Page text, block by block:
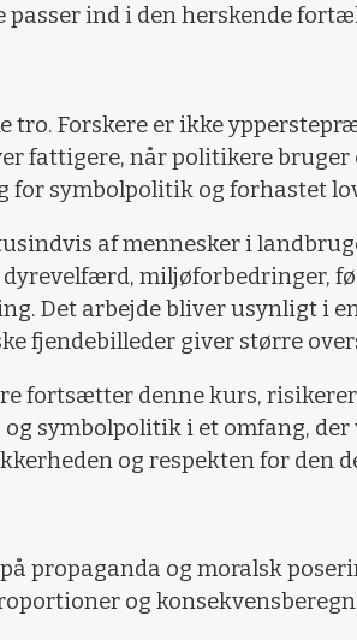
passer ind i den herskende
tro. Forskere er ikke
fattigere, når politikere bruger
for symbolpolitik og forhastet
af mennesker i
miljøforbedringer,
Det arbejde bliver usynligt i
fjendebilleder giver større
fortsætter denne kurs,
symbolpolitik i et omfang, der
og respekten for den
propaganda og moralsk
og